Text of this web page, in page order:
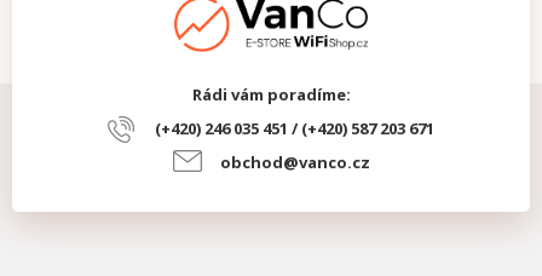
Rádi vám poradíme:
(+420) 246 035 451 / (+420) 587 203 671
obchod@vanco.cz